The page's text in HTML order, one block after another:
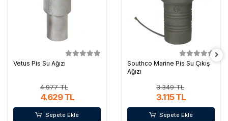
Vetus Pis Su Ağızı
4.977 TL
4.629 TL
Sepete Ekle
Southco Marine Pis Su Çıkış
Ağızı
3.349 TL
3.115 TL
Sepete Ekle